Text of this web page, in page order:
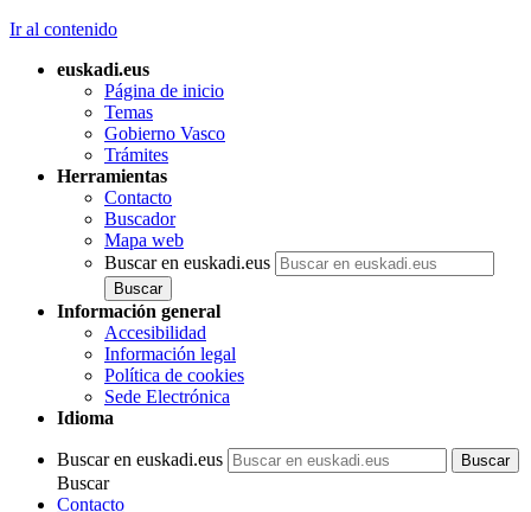
Ir al contenido
euskadi.eus
Página de inicio
Temas
Gobierno Vasco
Trámites
Herramientas
Contacto
Buscador
Mapa web
Buscar en euskadi.eus
Información general
Accesibilidad
Información legal
Política de cookies
Sede Electrónica
Idioma
Buscar en euskadi.eus
Buscar
Contacto